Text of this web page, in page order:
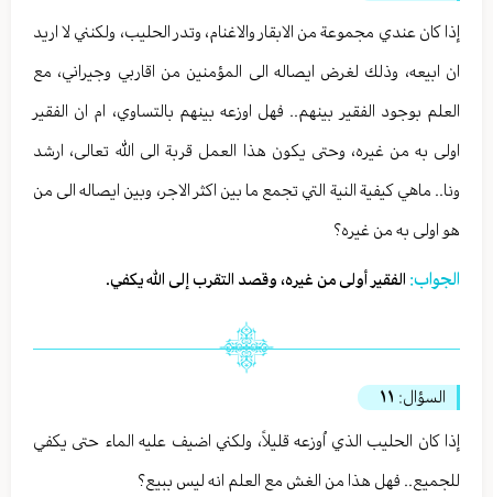
إذا كان عندي مجموعة من الابقار والاغنام، وتدر الحليب، ولكنني لا اريد
ان ابيعه، وذلك لغرض ايصاله الى المؤمنين من اقاربي وجيراني، مع
العلم بوجود الفقير بينهم.. فهل اوزعه بينهم بالتساوي، ام ان الفقير
اولى به من غيره، وحتى يكون هذا العمل قربة الى الله تعالى، ارشد
ونا.. ماهي كيفية النية التي تجمع ما بين اكثر الاجر، وبين ايصاله الى من
هو اولى به من غيره؟
الجواب: الفقير أولى من غيره، وقصد التقرب إلى الله يكفي.
السؤال: ١١
إذا كان الحليب الذي اُوزعه قليلاً، ولكني اضيف عليه الماء حتى يكفي
للجميع.. فهل هذا من الغش مع العلم انه ليس ببيع؟